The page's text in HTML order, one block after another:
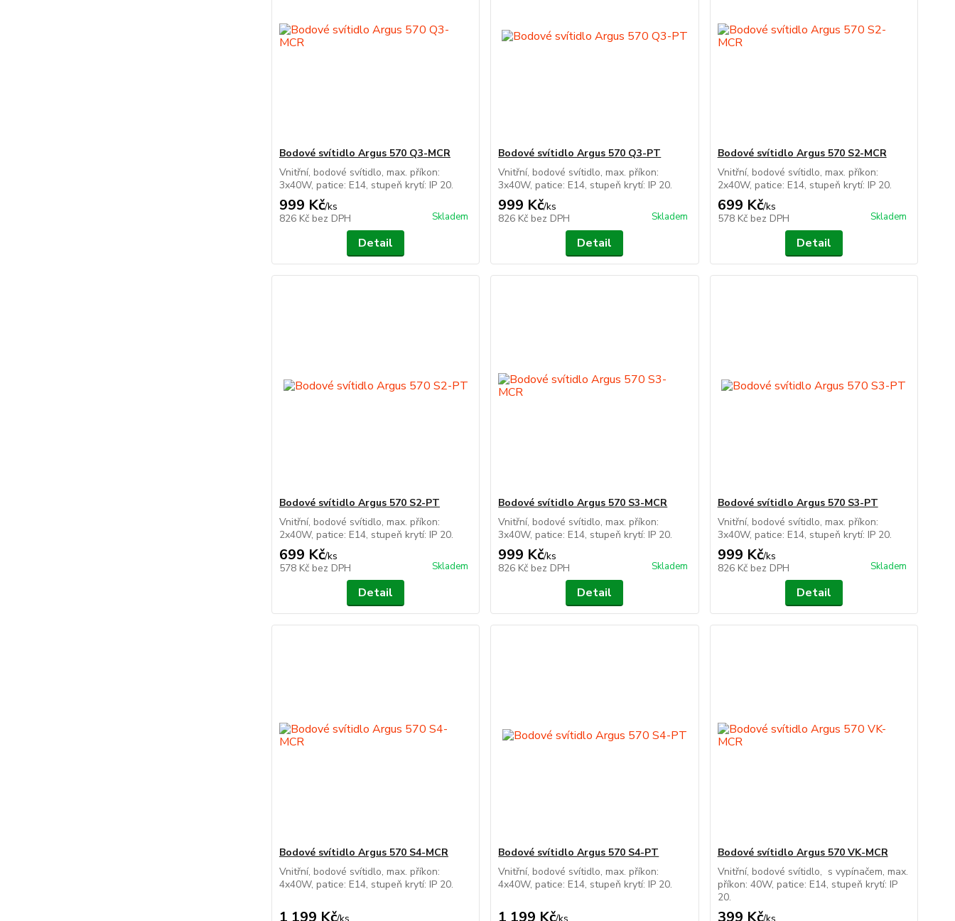
Bodové svítidlo Argus 570 Q3-MCR
Vnitřní, bodové svítidlo, max. příkon:
3x40W, patice: E14, stupeň krytí: IP 20.
999 Kč/ks
826 Kč bez DPH Skladem
Detail
Bodové svítidlo Argus 570 Q3-PT
Vnitřní, bodové svítidlo, max. příkon:
3x40W, patice: E14, stupeň krytí: IP 20.
999 Kč/ks
826 Kč bez DPH Skladem
Detail
Bodové svítidlo Argus 570 S2-MCR
Vnitřní, bodové svítidlo, max. příkon:
2x40W, patice: E14, stupeň krytí: IP 20.
699 Kč/ks
578 Kč bez DPH Skladem
Detail
Bodové svítidlo Argus 570 S2-PT
Vnitřní, bodové svítidlo, max. příkon:
2x40W, patice: E14, stupeň krytí: IP 20.
699 Kč/ks
578 Kč bez DPH Skladem
Detail
Bodové svítidlo Argus 570 S3-MCR
Vnitřní, bodové svítidlo, max. příkon:
3x40W, patice: E14, stupeň krytí: IP 20.
999 Kč/ks
826 Kč bez DPH Skladem
Detail
Bodové svítidlo Argus 570 S3-PT
Vnitřní, bodové svítidlo, max. příkon:
3x40W, patice: E14, stupeň krytí: IP 20.
999 Kč/ks
826 Kč bez DPH Skladem
Detail
Bodové svítidlo Argus 570 S4-MCR
Vnitřní, bodové svítidlo, max. příkon:
4x40W, patice: E14, stupeň krytí: IP 20.
1 199 Kč
Bodové svítidlo Argus 570 S4-PT
Vnitřní, bodové svítidlo, max. příkon:
4x40W, patice: E14, stupeň krytí: IP 20.
1 199 Kč
Bodové svítidlo Argus 570 VK-MCR
Vnitřní, bodové svítidlo, s vypínačem, max.
příkon: 40W, patice: E14, stupeň krytí: IP
20.
399 Kč